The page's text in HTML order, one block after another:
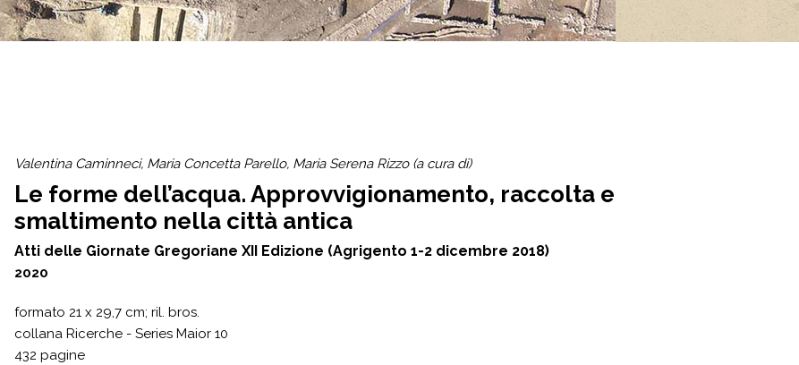
Valentina Caminneci, Maria Concetta Parello, Maria Serena Rizzo (a cura di)
Le forme dell’acqua. Approvvigionamento, raccolta e
smaltimento nella città antica
Atti delle Giornate Gregoriane XII Edizione (Agrigento 1-2 dicembre 2018)
2020
formato 21 x 29,7 cm; ril. bros.
collana Ricerche - Series Maior 10
432 pagine